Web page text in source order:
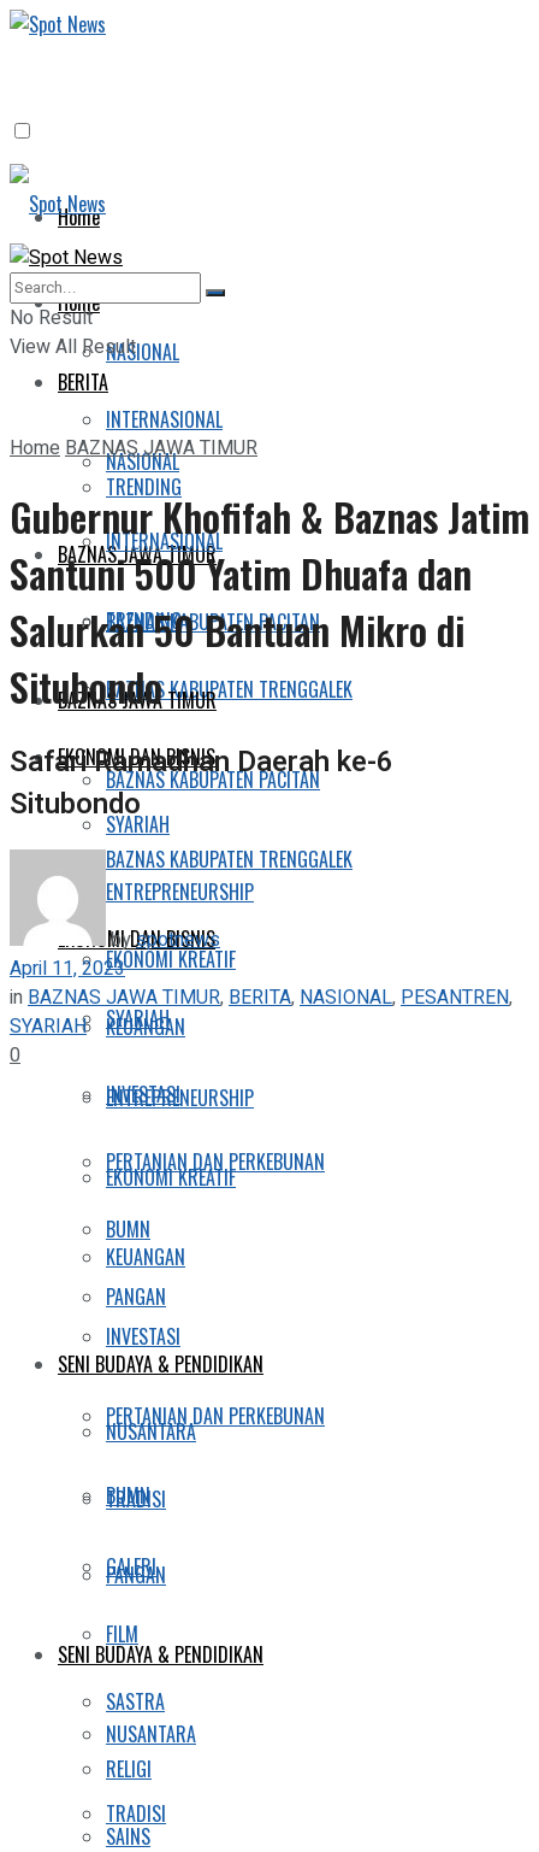
Home
BERITA
NASIONAL
INTERNASIONAL
TRENDING
BAZNAS JAWA TIMUR
BAZNAS KABUPATEN PACITAN
BAZNAS KABUPATEN TRENGGALEK
EKONOMI DAN BISNIS
SYARIAH
ENTREPRENEURSHIP
EKONOMI KREATIF
KEUANGAN
INVESTASI
PERTANIAN DAN PERKEBUNAN
BUMN
PANGAN
SENI BUDAYA & PENDIDIKAN
NUSANTARA
TRADISI
GALERI
FILM
SASTRA
RELIGI
SAINS
Home
BERITA
NASIONAL
INTERNASIONAL
TRENDING
BAZNAS JAWA TIMUR
BAZNAS KABUPATEN PACITAN
BAZNAS KABUPATEN TRENGGALEK
EKONOMI DAN BISNIS
SYARIAH
ENTREPRENEURSHIP
EKONOMI KREATIF
KEUANGAN
INVESTASI
PERTANIAN DAN PERKEBUNAN
BUMN
PANGAN
SENI BUDAYA & PENDIDIKAN
NUSANTARA
TRADISI
No Result
View All Result
HomeBAZNAS JAWA TIMUR
Gubernur Khofifah & Baznas Jatim
Santuni 500 Yatim Dhuafa dan
Salurkan 50 Bantuan Mikro di
Situbondo
Safari Ramadhan Daerah ke-6
Situbondo
byspotnews
April 11, 2023
in BAZNAS JAWA TIMUR, BERITA, NASIONAL, PESANTREN,
SYARIAH
0